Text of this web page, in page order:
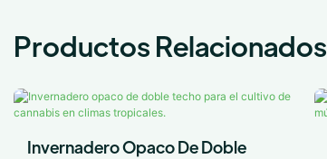
Productos Relacionados
Invernadero Opaco De Doble